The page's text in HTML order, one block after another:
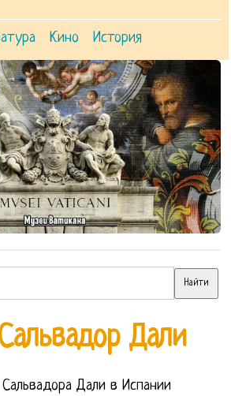
Кино История
Дали
Дали в Испании